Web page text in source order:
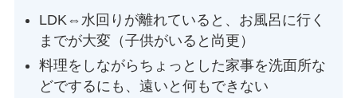
LDK⇔水回りが離れていると、お風呂に行く
までが大変（子供がいると尚更）
料理をしながらちょっとした家事を洗面所な
どでするにも、遠いと何もできない